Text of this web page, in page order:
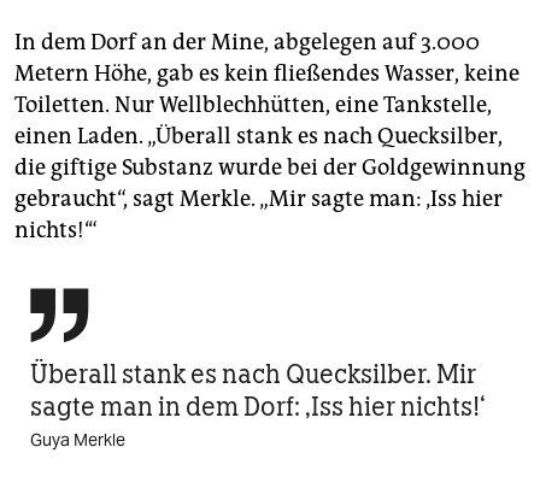
In dem Dorf an der Mine, abgelegen auf 3.000
Metern Höhe, gab es kein fließendes Wasser, keine
Toiletten. Nur Wellblechhütten, eine Tankstelle,
einen Laden. „Überall stank es nach Quecksilber,
die giftige Substanz wurde bei der Goldgewinnung
gebraucht“, sagt Merkle. „Mir sagte man: ‚Iss hier
nichts!‘“

Überall stank es nach Quecksilber. Mir
sagte man in dem Dorf: ‚Iss hier nichts!‘
Guya Merkle